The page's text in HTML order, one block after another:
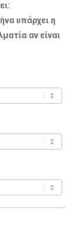
υπάρχει η
αν είναι